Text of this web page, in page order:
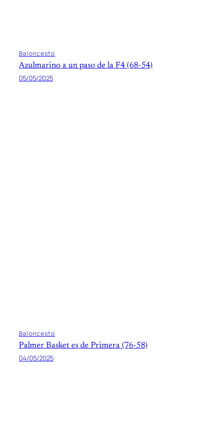
Baloncesto
Azulmarino a un paso de la F4 (68-54)
05/05/2025
Baloncesto
Palmer Basket es de Primera (76-58)
04/05/2025